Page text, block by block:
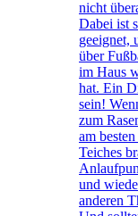
nicht
Dabei ist
geeignet,
über
im Haus
hat. Ein
sein!
zum
am
Teiches
und
anderen